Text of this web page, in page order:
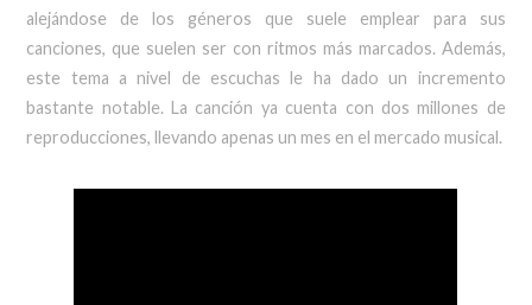
alejándose de los géneros que suele emplear para sus
canciones, que suelen ser con ritmos más marcados. Además,
este tema a nivel de escuchas le ha dado un incremento
bastante notable. La canción ya cuenta con dos millones de
reproducciones, llevando apenas un mes en el mercado musical.